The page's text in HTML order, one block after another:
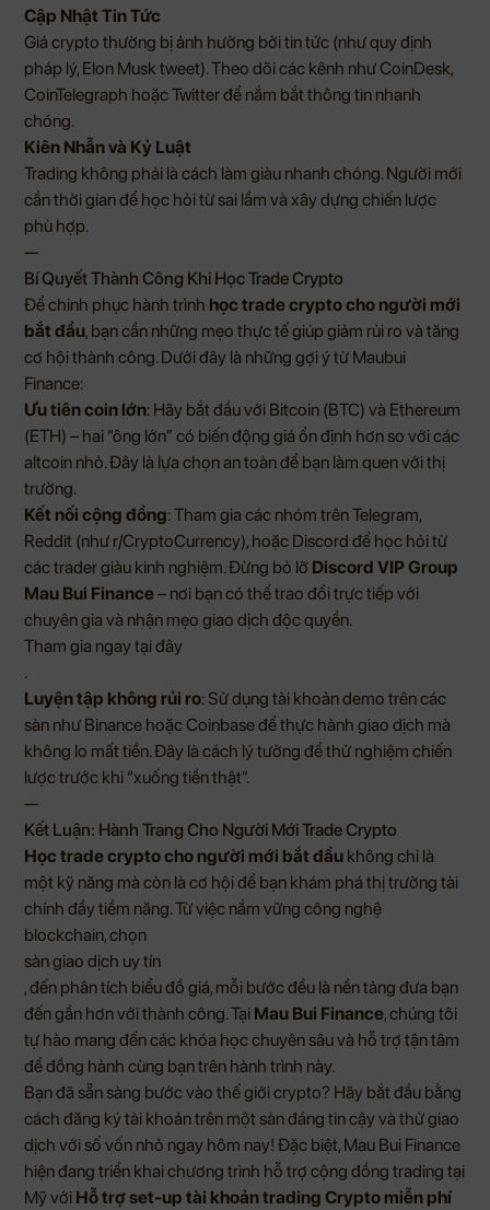
Cập Nhật Tin Tức
Giá crypto thường bị ảnh hưởng bởi tin tức (như quy định
pháp lý, Elon Musk tweet). Theo dõi các kênh như CoinDesk,
CoinTelegraph hoặc Twitter để nắm bắt thông tin nhanh
chóng.
Kiên Nhẫn và Kỷ Luật
Trading không phải là cách làm giàu nhanh chóng. Người mới
cần thời gian để học hỏi từ sai lầm và xây dựng chiến lược
phù hợp.
—
Bí Quyết Thành Công Khi Học Trade Crypto
Để chinh phục hành trình học trade crypto cho người mới
bắt đầu, bạn cần những mẹo thực tế giúp giảm rủi ro và tăng
cơ hội thành công. Dưới đây là những gợi ý từ Maubui
Finance:
Ưu tiên coin lớn: Hãy bắt đầu với Bitcoin (BTC) và Ethereum
(ETH) – hai “ông lớn” có biến động giá ổn định hơn so với các
altcoin nhỏ. Đây là lựa chọn an toàn để bạn làm quen với thị
trường.
Kết nối cộng đồng: Tham gia các nhóm trên Telegram,
Reddit (như r/CryptoCurrency), hoặc Discord để học hỏi từ
các trader giàu kinh nghiệm. Đừng bỏ lỡ Discord VIP Group
Mau Bui Finance– nơi bạn có thể trao đổi trực tiếp với
chuyên gia và nhận mẹo giao dịch độc quyền.
Tham gia ngay tại đây
.
Luyện tập không rủi ro: Sử dụng tài khoản demo trên các
sàn như Binance hoặc Coinbase để thực hành giao dịch mà
không lo mất tiền. Đây là cách lý tưởng để thử nghiệm chiến
lược trước khi “xuống tiền thật”.
—
Kết Luận: Hành Trang Cho Người Mới Trade Crypto
Học trade crypto cho người mới bắt đầu không chỉ là
một kỹ năng mà còn là cơ hội để bạn khám phá thị trường tài
chính đầy tiềm năng. Từ việc nắm vững công nghệ
blockchain, chọn
sàn giao dịch uy tín
, đến phân tích biểu đồ giá, mỗi bước đều là nền tảng đưa bạn
đến gần hơn với thành công. Tại Mau Bui Finance, chúng tôi
tự hào mang đến các khóa học chuyên sâu và hỗ trợ tận tâm
để đồng hành cùng bạn trên hành trình này.
Bạn đã sẵn sàng bước vào thế giới crypto? Hãy bắt đầu bằng
cách đăng ký tài khoản trên một sàn đáng tin cậy và thử giao
dịch với số vốn nhỏ ngay hôm nay! Đặc biệt, Mau Bui Finance
hiện đang triển khai chương trình hỗ trợ cộng đồng trading tại
Mỹ với Hỗ trợ set-up tài khoản trading Crypto miễn phí